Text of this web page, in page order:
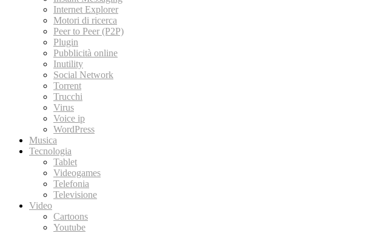
Internet Explorer
Motori di ricerca
Peer to Peer (P2P)
Plugin
Pubblicità online
Inutility
Social Network
Torrent
Trucchi
Virus
Voice ip
WordPress
Musica
Tecnologia
Tablet
Videogames
Telefonia
Televisione
Video
Cartoons
Youtube